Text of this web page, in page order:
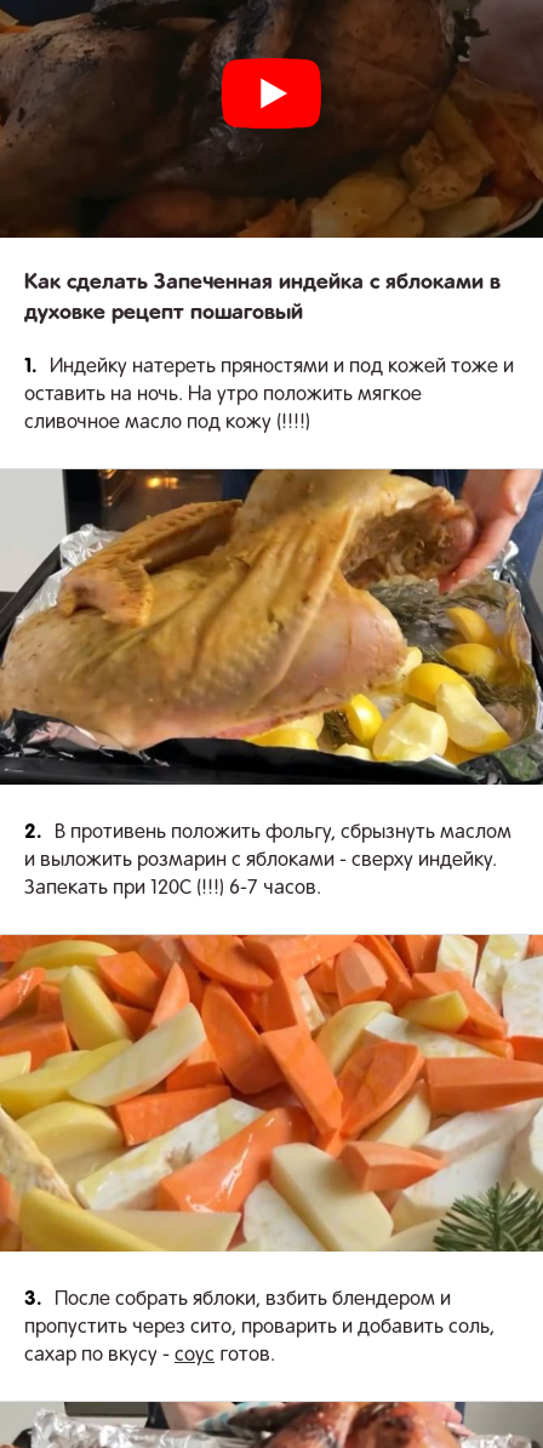
Как сделать Запеченная индейка с яблоками в
духовке рецепт пошаговый
1.
Индейку натереть пряностями и под кожей тоже и
оставить на ночь. На утро положить мягкое
сливочное масло под кожу (!!!!)
2.
В противень положить фольгу, сбрызнуть маслом
и выложить розмарин с яблоками - сверху индейку.
Запекать при 120С (!!!) 6-7 часов.
3.
После собрать яблоки, взбить блендером и
пропустить через сито, проварить и добавить соль,
сахар по вкусу - соус готов.